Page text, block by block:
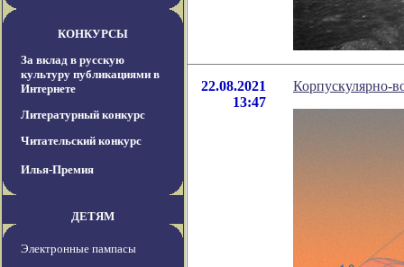
КОНКУРСЫ
За вклад в русскую
культуру публикациями в
Интернете
Литературный конкурс
Читательский конкурс
Илья-Премия
ДЕТЯМ
Электронные пампасы
22.08.2021
13:47
Корпускулярно-